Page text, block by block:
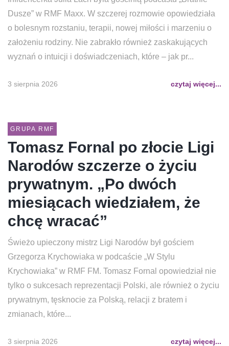
Dusze” w RMF Maxx. W szczerej rozmowie opowiedziała
o bolesnym rozstaniu, terapii, nowej miłości i marzeniu o
założeniu rodziny. Nie zabrakło również zaskakujących
wyznań o intuicji i doświadczeniach, które – jak pr...
3 sierpnia 2026 czytaj więcej...
GRUPA RMF
Tomasz Fornal po złocie Ligi
Narodów szczerze o życiu
prywatnym. „Po dwóch
miesiącach wiedziałem, że
chcę wracać”
Świeżo upieczony mistrz Ligi Narodów był gościem
Grzegorza Krychowiaka w podcaście „W Stylu
Krychowiaka” w RMF FM. Tomasz Fornal opowiedział nie
tylko o sukcesach reprezentacji Polski, ale również o życiu
prywatnym, tęsknocie za Polską, relacji z bratem i
zmianach, które...
3 sierpnia 2026 czytaj więcej...